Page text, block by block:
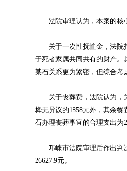
法院审理认为，本案的核心
关于一次性抚恤金，法院指
于死者家属共同共有的财产。
某石关系更为紧密，但综合考
关于丧葬费，法院认为，为
桦无异议的1858元外，其余
石办理丧葬事宜的合理支出为
邛崃市法院审理后作出判决
26627.9元。